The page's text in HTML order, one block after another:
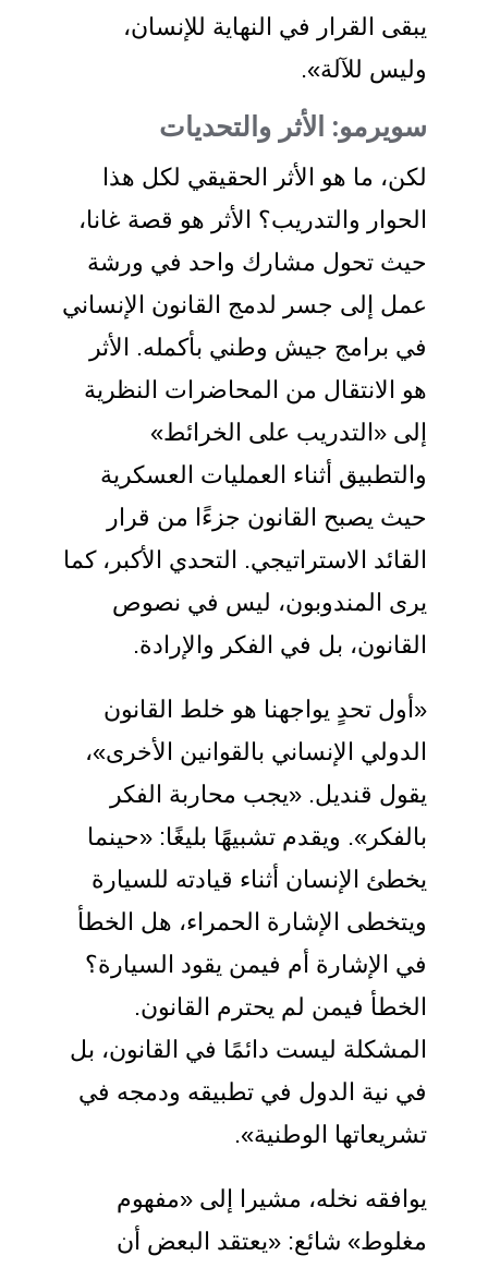
يبقى القرار في النهاية للإنسان،
وليس للآلة».
سويرمو: الأثر والتحديات
لكن، ما هو الأثر الحقيقي لكل هذا
الحوار والتدريب؟ الأثر هو قصة غانا،
حيث تحول مشارك واحد في ورشة
عمل إلى جسر لدمج القانون الإنساني
في برامج جيش وطني بأكمله. الأثر
هو الانتقال من المحاضرات النظرية
إلى «التدريب على الخرائط»
والتطبيق أثناء العمليات العسكرية
حيث يصبح القانون جزءًا من قرار
القائد الاستراتيجي. التحدي الأكبر، كما
يرى المندوبون، ليس في نصوص
القانون، بل في الفكر والإرادة.
«أول تحدٍ يواجهنا هو خلط القانون
الدولي الإنساني بالقوانين الأخرى»،
يقول قنديل. «يجب محاربة الفكر
بالفكر». ويقدم تشبيهًا بليغًا: «حينما
يخطئ الإنسان أثناء قيادته للسيارة
ويتخطى الإشارة الحمراء، هل الخطأ
في الإشارة أم فيمن يقود السيارة؟
الخطأ فيمن لم يحترم القانون.
المشكلة ليست دائمًا في القانون، بل
في نية الدول في تطبيقه ودمجه في
تشريعاتها الوطنية».
يوافقه نخله، مشيرا إلى «مفهوم
مغلوط» شائع: «يعتقد البعض أن